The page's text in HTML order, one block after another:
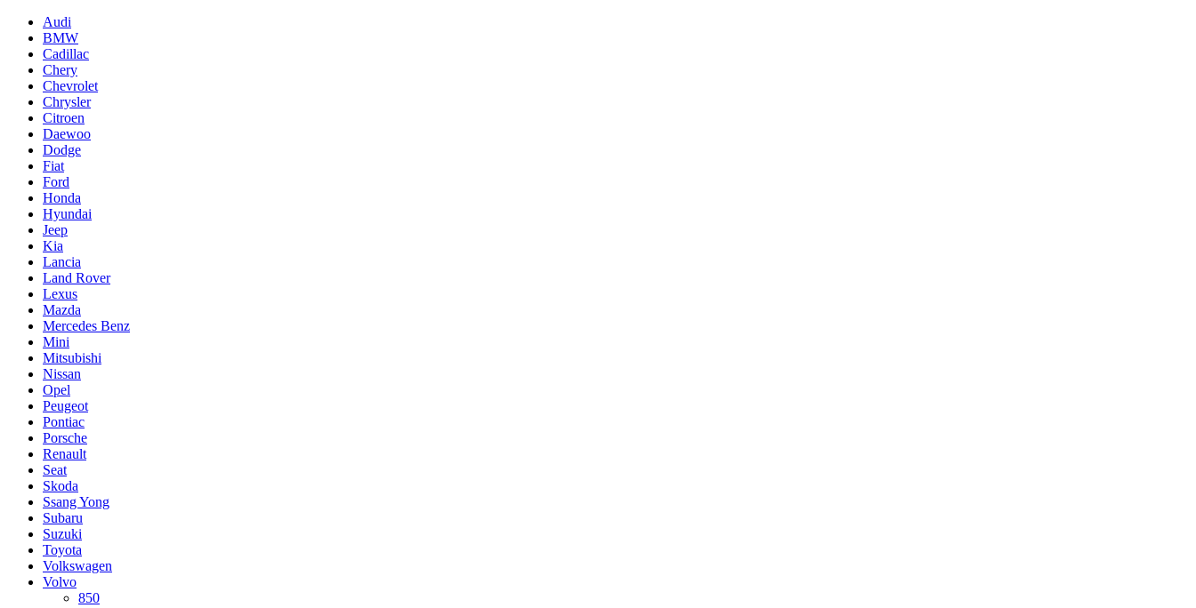
Audi
BMW
Cadillac
Chery
Chevrolet
Chrysler
Citroen
Daewoo
Dodge
Fiat
Ford
Honda
Hyundai
Jeep
Kia
Lancia
Land Rover
Lexus
Mazda
Mercedes Benz
Mini
Mitsubishi
Nissan
Opel
Peugeot
Pontiac
Porsche
Renault
Seat
Skoda
Ssang Yong
Subaru
Suzuki
Toyota
Volkswagen
Volvo
850